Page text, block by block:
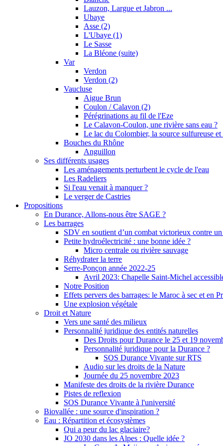
Lauzon, Largue et Jabron ...
Ubaye
Asse (2)
L'Ubaye (1)
Le Sasse
La Bléone (suite)
Var
Verdon
Verdon (2)
Vaucluse
Aigue Brun
Coulon / Calavon (2)
Pérégrinations au fil de l'Eze
Le Calavon-Coulon, une rivière sans eau ?
Le lac du Colombier, la source sulfureuse
Bouches du Rhône
Anguillon
Ses différents usages
Les aménagements perturbent le cycle de l'eau
Les Radeliers
Si l'eau venait à manquer ?
Le verger de Castries
Propositions
En Durance, Allons-nous être SAGE ?
Les barrages
SDV en soutient d’un combat victorieux contre un
Petite hydroélectricité : une bonne idée ?
Micro centrale ou rivière sauvage
Réhydrater la terre
Serre-Ponçon année 2022-25
Avril 2023: Chapelle Saint-Michel
Notre Position
Effets pervers des barrages: le Maroc à sec et en
Une explosion végétale
Droit et Nature
Vers une santé des milieux
Personnalité juridique des entités naturelles
Des Droits pour Durance le 25 et 19
Personnalité juridique pour la Durance ?
SOS Durance Vivante sur RTS
Audio sur les droits de la Nature
Journée du 25 novembre 2023
Manifeste des droits de la rivière Durance
Pistes de reflexion
SOS Durance Vivante à l'université
Biovallée : une source d'inspiration ?
Eau : Répartition et écosystèmes
Qui a peur du lac glaciaire?
JO 2030 dans les Alpes : Quelle idée ?